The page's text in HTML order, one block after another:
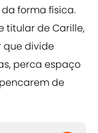
forma física.
titular de Carille,
que divide
perca espaço
de